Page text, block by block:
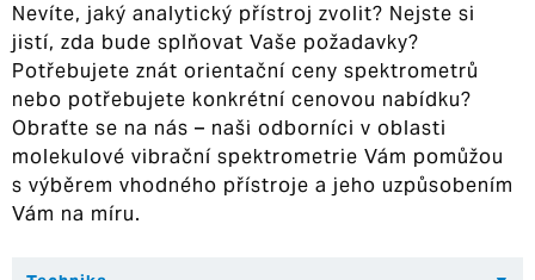
Nevíte, jaký analytický přístroj zvolit? Nejste si
jistí, zda bude splňovat Vaše požadavky?
Potřebujete znát orientační ceny spektrometrů
nebo potřebujete konkrétní cenovou nabídku?
Obraťte se na nás – naši odborníci v oblasti
molekulové vibrační spektrometrie Vám pomůžou
s výběrem vhodného přístroje a jeho uzpůsobením
Vám na míru.